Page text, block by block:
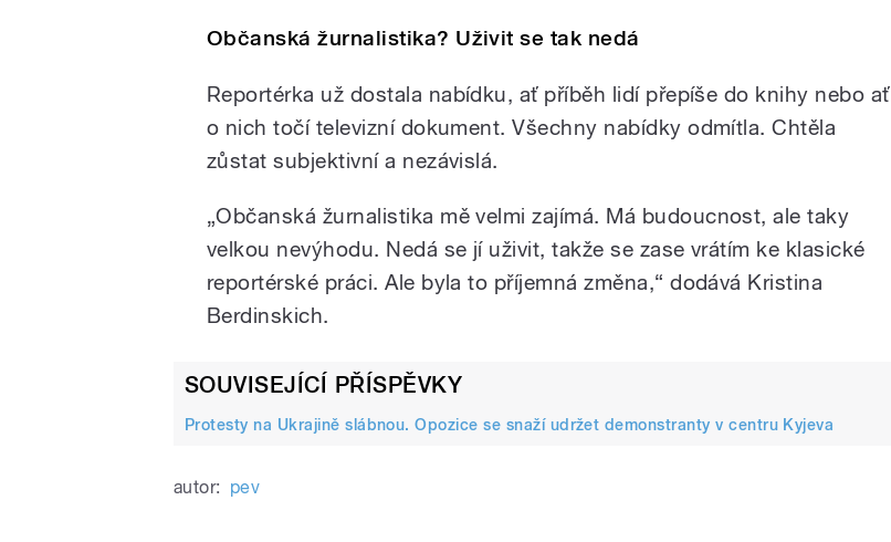
Občanská žurnalistika? Uživit se tak nedá
Reportérka už dostala nabídku, ať příběh lidí přepíše do knihy nebo ať
o nich točí televizní dokument. Všechny nabídky odmítla. Chtěla
zůstat subjektivní a nezávislá.
„Občanská žurnalistika mě velmi zajímá. Má budoucnost, ale taky
velkou nevýhodu. Nedá se jí uživit, takže se zase vrátím ke klasické
reportérské práci. Ale byla to příjemná změna,“ dodává Kristina
Berdinskich.
SOUVISEJÍCÍ PŘÍSPĚVKY
Protesty na Ukrajině slábnou. Opozice se snaží udržet demonstranty v centru Kyjeva
autor: pev